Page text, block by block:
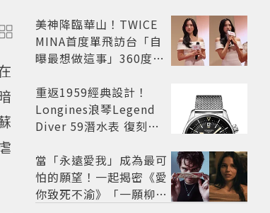
美神降臨華山！TWICE
MINA首度單飛訪台「自
曝最想做這事」360度0
開
重返1959經典設計！
Longines浪琴Legend
Diver 59潛水表 復刻懷
當「永遠愛我」成為最可
怕的願望！一起揭密《愛
你致死不渝》「一願柳」